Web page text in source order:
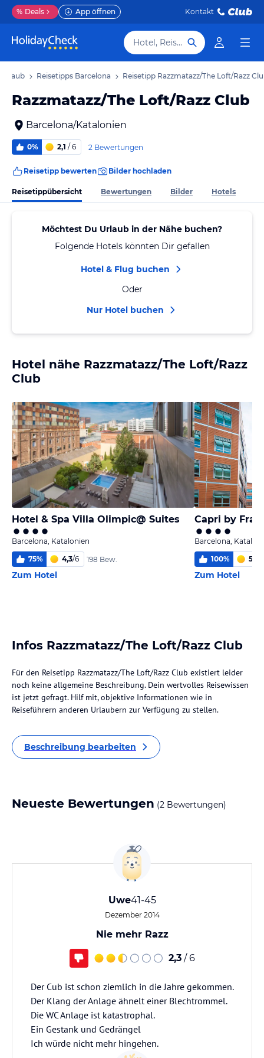
% Deals App öffnen Kontakt
Hotel, Reiseziel
Reisetipps Barcelona Reisetipp Razzmatazz/The Loft/Razz
Razzmatazz/The Loft/Razz Club
Barcelona/Katalonien
0% 2,1 / 6 2 Bewertungen
Reisetipp bewerten Bilder hochladen
Reisetippübersicht Bewertungen Bilder Hotels
Möchtest Du Urlaub in der Nähe buchen?
Folgende Hotels könnten Dir gefallen
Hotel & Flug buchen
Oder
Nur Hotel buchen
Hotel nähe Razzmatazz/The Loft/Razz
Club
Hotel & Spa Villa Olimpic@ Suites
Barcelona, Katalonien
75% 4,3/6 198 Bew.
Zum Hotel
Capri by
Barcelona,
100% 5,1
Zum Hotel
Infos Razzmatazz/The Loft/Razz Club
Für den Reisetipp Razzmatazz/The Loft/Razz Club existiert leider
noch keine allgemeine Beschreibung. Dein wertvolles Reisewissen
ist jetzt gefragt. Hilf mit, objektive Informationen wie in
Reiseführern anderen Urlaubern zur Verfügung zu stellen.
Beschreibung bearbeiten
Neueste Bewertungen (2 Bewertungen)
Uwe41-45
Dezember 2014
Nie mehr Razz
2,3 / 6
Der Cub ist schon ziemlich in die Jahre gekommen.
Der Klang der Anlage ähnelt einer Blechtrommel.
Die WC Anlage ist katastrophal.
Ein Gestank und Gedrängel
Ich würde nicht mehr hingehen.